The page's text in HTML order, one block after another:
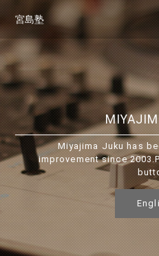
宮島塾
Miyajima Juku has
improvement since